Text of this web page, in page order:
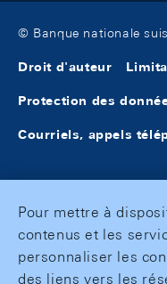
© Banque nationale
Droit d'auteur
Protection des
Courriels, appels
Pour mettre à
contenus et les
personnaliser les
des liens vers les